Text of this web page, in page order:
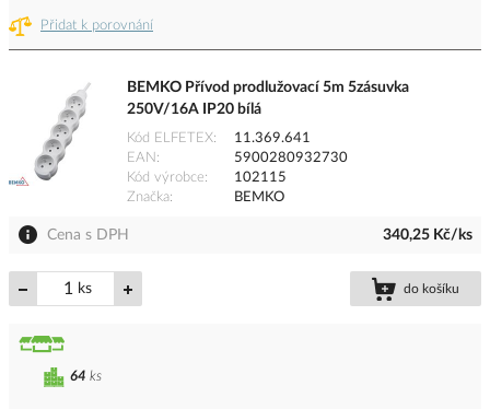
Přidat k porovnání
BEMKO Přívod prodlužovací 5m 5zásuvka
250V/16A IP20 bílá
Kód ELFETEX
11.369.641
EAN
5900280932730
Kód výrobce
102115
Značka
BEMKO
Cena s DPH 340,25 Kč/ks
ks do košíku
64 ks